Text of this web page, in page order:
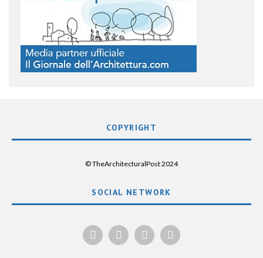
COPYRIGHT
© TheArchitecturalPost 2024
SOCIAL NETWORK
x facebookinstagramlinkedin